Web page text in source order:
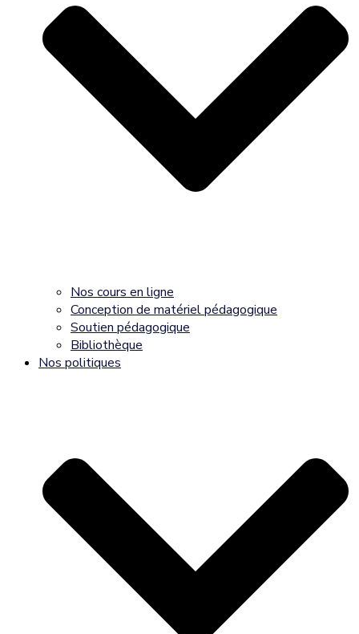
Nos cours en ligne
Conception de matériel pédagogique
Soutien pédagogique
Bibliothèque
Nos politiques